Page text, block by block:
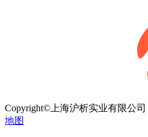
Copyright©上海沪析实业有限公司
地图